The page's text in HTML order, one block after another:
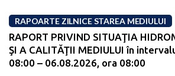
RAPOARTE ZILNICE STAREA MEDIULUI
RAPORT PRIVIND SITUAŢIA
ŞI A CALITĂŢII MEDIULUI în
08:00 – 06.08.2026, ora 08:00